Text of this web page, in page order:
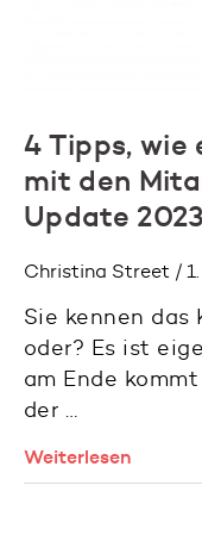
4 Tipps, wie
mit den
Update 2023
Christina Street /
Sie kennen das
oder? Es ist
am Ende
der …
Weiterlesen